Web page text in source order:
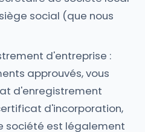
social (que nous
d'entreprise :
approuvés, vous
d'enregistrement
d'incorporation,
société est légalement